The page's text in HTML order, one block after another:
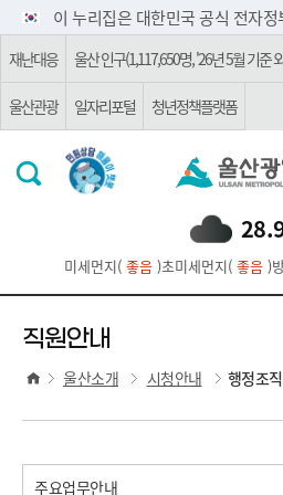
주요 메뉴로 건너뛰기
본문으로가기이 누리집은 대한민국 공식 전자
재난대응 울산 인구(1,117,650명, '26년 5월 기준
울산관광 일자리포털 청년정책플랫폼
미세먼지( 좋음)초미세먼지( 좋음)
직원안내
울산소개 시청안내 행정조
주요업무안내